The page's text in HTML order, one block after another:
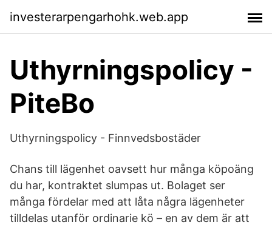
investerarpengarhohk.web.app
Uthyrningspolicy -
PiteBo
Uthyrningspolicy - Finnvedsbostäder
Chans till lägenhet oavsett hur många köpoäng
du har, kontraktet slumpas ut. Bolaget ser
många fördelar med att låta några lägenheter
tilldelas utanför ordinarie kö – en av dem är att